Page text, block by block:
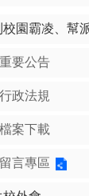
校園霸凌、幫
重要公告
行政法規
檔案下載
留言專區